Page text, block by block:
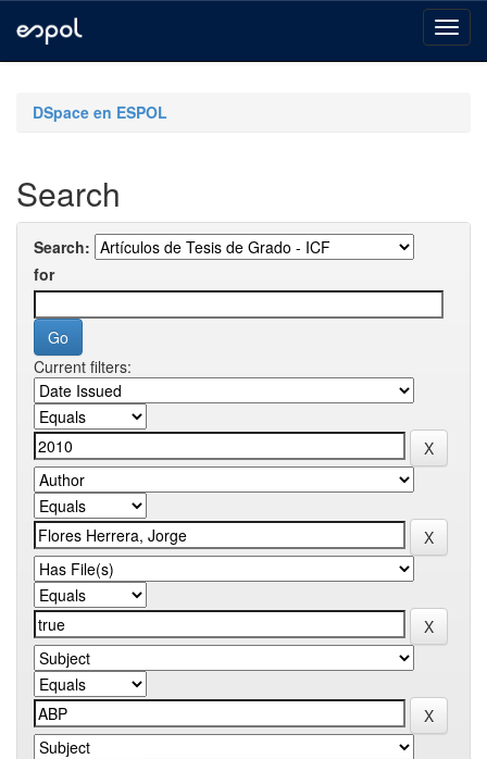
navigationDSpace en ESPOL
Search
Search:
for
Current filters: